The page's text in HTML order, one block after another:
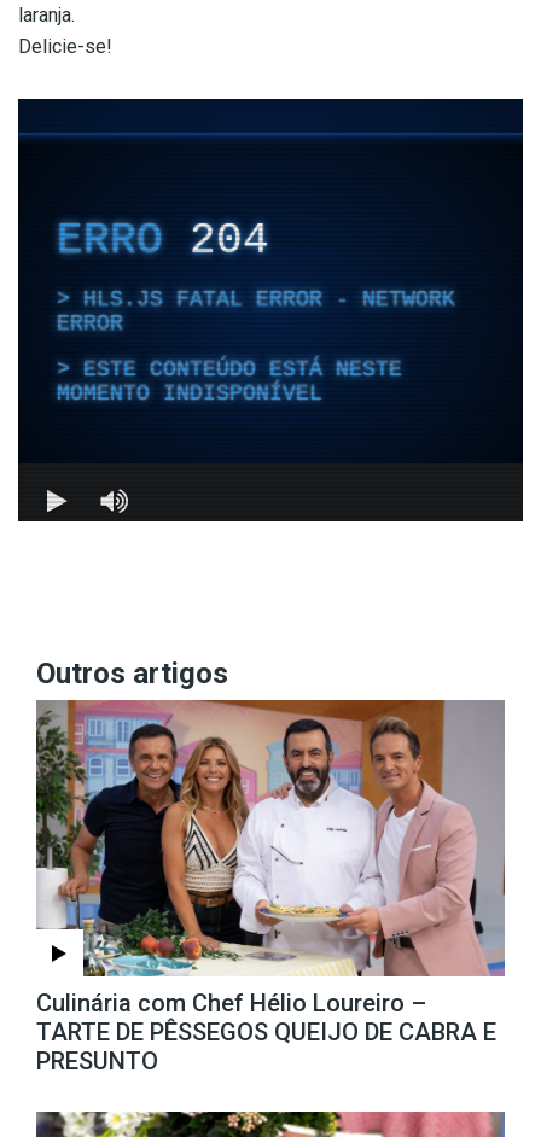
laranja.
Delicie-se!
Outros artigos
Culinária com Chef Hélio Loureiro –
TARTE DE PÊSSEGOS QUEIJO DE CABRA E
PRESUNTO